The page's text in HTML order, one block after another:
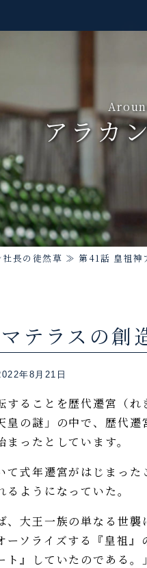
アラカ
社長の徒然草 ≫第41話 皇祖神
テラスの創
年8月21日
ることを歴代遷宮（
皇の謎」の中で、歴代
ったとしています。
式年遷宮がはじまっ
るようになっていた。
大王一族の単なる世
ーソライズする『皇祖
』していたのである。」